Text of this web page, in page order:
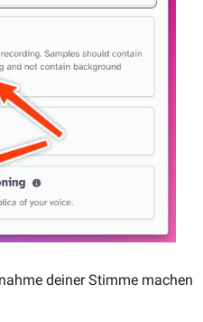
deiner Stimme machen